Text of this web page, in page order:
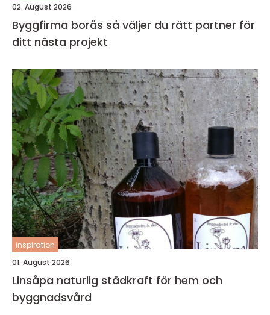
02. August 2026
Byggfirma borås så väljer du rätt partner för
ditt nästa projekt
inspiration
01. August 2026
Linsåpa naturlig städkraft för hem och
byggnadsvård